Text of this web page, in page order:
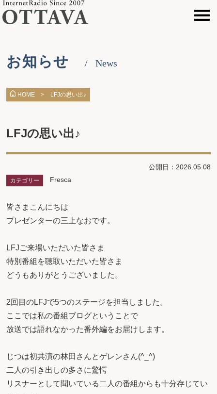
お知らせ News
HOME > LFJの思い出♪
LFJの思い出♪
公開日：2026.05.08
カテゴリー Fresca
皆さまこんにちは
プレゼンターの三上なおです。
LFJご来場いただいた皆さま
特別番組を聴取いただいた皆さま
どうもありがとうございました。
2回目のLFJで5つのステージを担当しました。
ここでは私の番組ブログということで
放送では語れなかった番外編をお届けします。
じつは初共演の林田さんとゲレンさん(^_^)
二人の引き出しの多さに驚愕
リスナーとして聞いている二人の番組からも十分存じてい